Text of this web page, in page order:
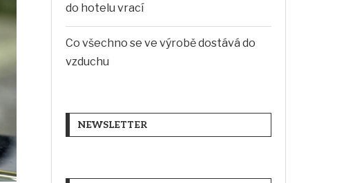
do hotelu vrací
Co všechno se ve výrobě dostává do
vzduchu
NEWSLETTER